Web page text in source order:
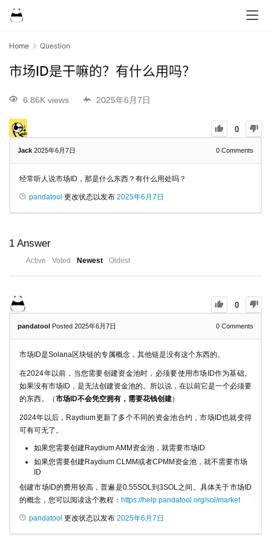
Home Question
市场ID是干嘛的？有什么用吗？
6.86K views 2025年6月7日
0
Jack 2025年6月7日 0 Comments
经常听人说市场ID，那是什么东西？有什么用处吗？
pandatool 更改状态以发布 2025年6月7日
1 Answer
Active Voted Newest Oldest
0
pandatool Posted 2025年6月7日 0 Comments
市场ID是Solana区块链的专属概念，其他链是没有这个东西的。
在2024年以前，当您需要创建资金池时，必须要使用市场ID作为基础。
如果没有市场ID，是无法创建资金池的。所以说，在以前它是一个必须要
的东西。（市场ID不会凭空拥有，需要花钱创建）
2024年以后，Raydium更新了多个不同的资金池合约，市场ID也就变得
可有可无了。
如果您需要创建Raydium AMM资金池，就需要市场ID
如果您需要创建Raydium CLMM或者CPMM资金池，就不需要市场
ID
创建市场ID的费用较高，普遍是0.55SOL到3SOL之间。具体关于市场ID
的概念，您可以阅读这个教程： https://help.pandatool.org/sol/market
pandatool 更改状态以发布 2025年6月7日